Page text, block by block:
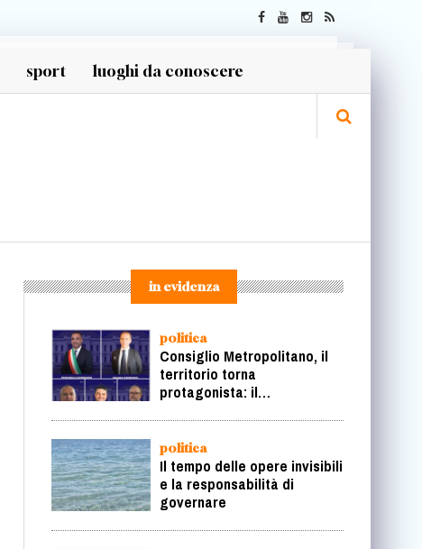
sport luoghi da conoscere
in evidenza
politica
Consiglio Metropolitano, il
territorio torna
protagonista: il
geografia della
rappresentanza
politica
Il tempo delle opere invisibili
e la responsabilità di
governare